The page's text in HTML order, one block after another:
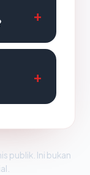
publik. Ini bukan